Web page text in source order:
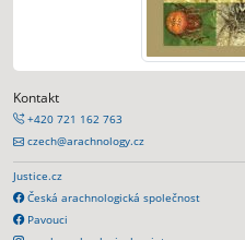
Kontakt
+420 721 162 763
czech@arachnology.cz
Justice.cz
Česká arachnologická společnost
Pavouci